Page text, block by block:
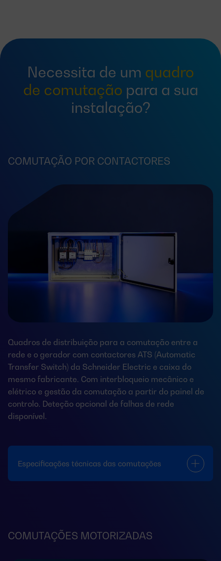
Necessita de um quadro
de comutação para a sua
instalação?
COMUTAÇÃO POR CONTACTORES
Quadros de distribuição para a comutação entre a
rede e o gerador com contactores ATS (Automatic
Transfer Switch) da Schneider Electric e caixa do
mesmo fabricante. Com interbloqueio mecânico e
elétrico e gestão da comutação a partir do painel de
controlo. Deteção opcional de falhas de rede
disponível.
Especificações técnicas das comutações
COMUTAÇÕES MOTORIZADAS